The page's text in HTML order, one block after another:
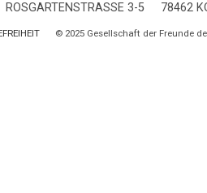
ROSGARTENSTRASSE 3-5 78462
© 2025 Gesellschaft der Freunde